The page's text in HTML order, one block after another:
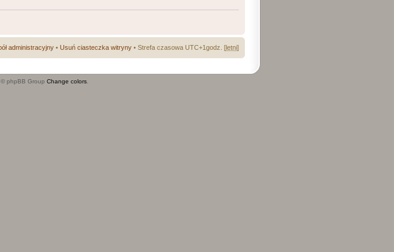
administracyjny • Usuń ciasteczka witryny • Strefa czasowa UTC+1godz. [letni]
phpBB Group Change colors.